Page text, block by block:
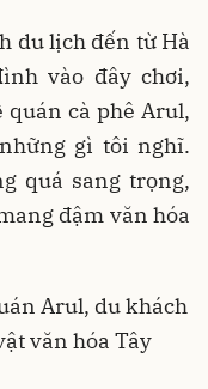
du lịch đến từ Hà
vào đây chơi,
cà phê Arul,
gì tôi nghĩ.
quá sang trọng,
đậm văn hóa